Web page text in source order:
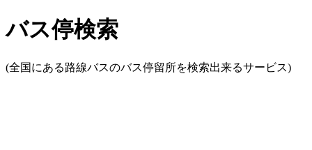
バス停検索
(全国にある路線バスのバス停留所を検索出来るサービス)